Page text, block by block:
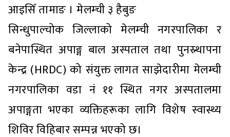
आइसिँ तामाङ । मेलम्ची ३ हैबुङ
सिन्धुपाल्चोक जिल्लाको मेलम्ची नगरपालिका र
बनेपास्थित अपाङ्ग बाल अस्पताल तथा पुनस्र्थापना
केन्द्र (HRDC) को संयुक्त लागत साझेदारीमा मेलम्ची
नगरपालिका वडा नं ११ स्थित नगर अस्पतालमा
अपाङ्गता भएका व्यक्तिहरूका लागि विशेष स्वास्थ्य
शिविर विहिबार सम्पन्न भएको छ।